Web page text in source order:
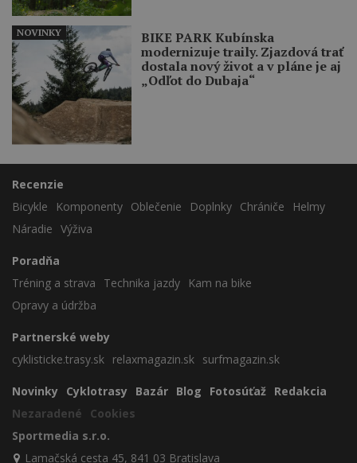
BIKE PARK Kubínska
modernizuje traily. Zjazdová trať
dostala nový život a v pláne je aj
„Odľot do Dubaja“
NOVINKY
Recenzie
Bicykle
Komponenty Oblečenie Doplnky Chrániče
Helmy
Náradie Výživa
Poradňa
Tréning a strava
Technika jazdy
Kam na bike
Opravy a údržba
Partnerské weby
cyklisticke.trasy.sk relaxmagazin.sk surfmagazin.sk
Novinky Cyklotrasy Bazár Blog Fotosúťaž Redakcia
Nezaradené
Cookies
Sportmedia s.r.o.
Lamačská cesta 45, 841 03 Bratislava